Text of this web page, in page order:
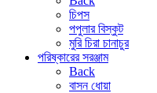
চিপস
পপুলার বিস্কুট
মুরি চিরা চানাচুর
পরিষ্কারের সরঞ্জাম
Back
বাসন ধোয়া